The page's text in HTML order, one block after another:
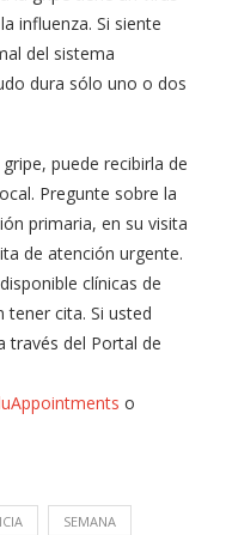
influenza. Si siente
del sistema
dura sólo uno o dos
puede recibirla de
Pregunte sobre la
primaria, en su visita
de atención urgente.
clínicas de
tener cita. Si usted
través del Portal de
o
SEMANA